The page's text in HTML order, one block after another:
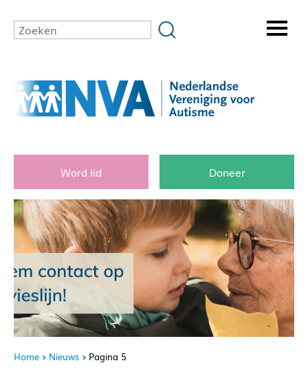
Word lid Doneer
Home Nieuws Pagina 5